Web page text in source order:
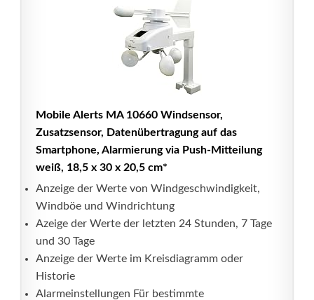
Mobile Alerts MA 10660 Windsensor,
Zusatzsensor, Datenübertragung auf das
Smartphone, Alarmierung via Push-Mitteilung
weiß, 18,5 x 30 x 20,5 cm*
Anzeige der Werte von Windgeschwindigkeit,
Windböe und Windrichtung
Azeige der Werte der letzten 24 Stunden, 7 Tage
und 30 Tage
Anzeige der Werte im Kreisdiagramm oder
Historie
Alarmeinstellungen Für bestimmte